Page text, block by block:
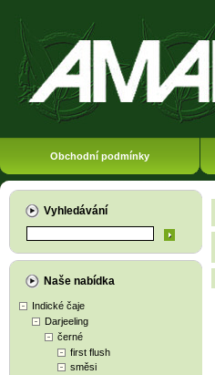
Obchodní podmínky
Vyhledávání
Naše nabídka
Indické čaje
Darjeeling
černé
first flush
směsi